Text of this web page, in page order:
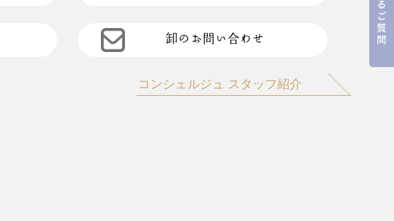
卸のお問い合わせ
コンシェルジュ スタッフ紹介